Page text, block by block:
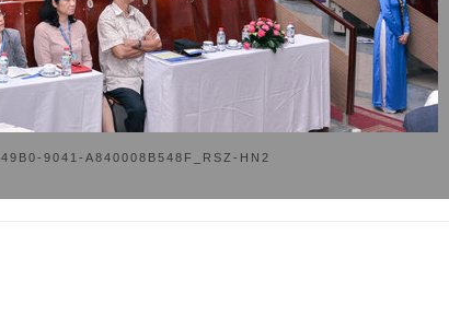
9041-A840008B548F_RSZ-HN2